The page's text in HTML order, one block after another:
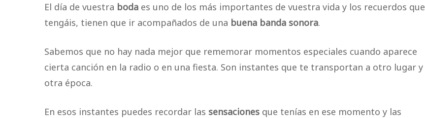
El día de vuestra boda es uno de los más importantes de vuestra vida y los recuerdos que
tengáis, tienen que ir acompañados de una buena banda sonora.
Sabemos que no hay nada mejor que rememorar momentos especiales cuando aparece
cierta canción en la radio o en una fiesta. Son instantes que te transportan a otro lugar y
otra época.
En esos instantes puedes recordar las sensaciones que tenías en ese momento y las